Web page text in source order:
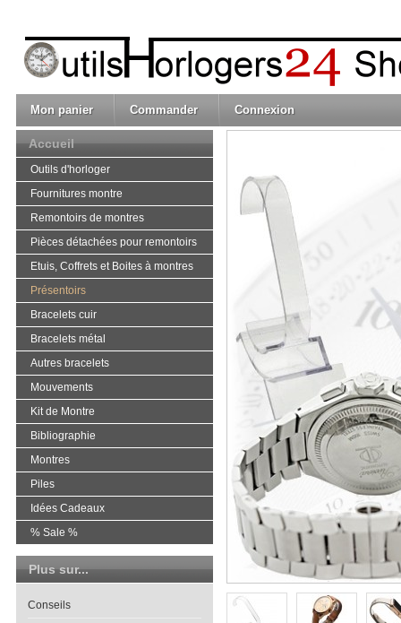
Mon panier Commander Connexion
Accueil
Outils d'horloger
Fournitures montre
Remontoirs de montres
Pièces détachées pour remontoirs
Etuis, Coffrets et Boites à montres
Présentoirs
Bracelets cuir
Bracelets métal
Autres bracelets
Mouvements
Kit de Montre
Bibliographie
Montres
Piles
Idées Cadeaux
% Sale %
Plus sur...
Conseils